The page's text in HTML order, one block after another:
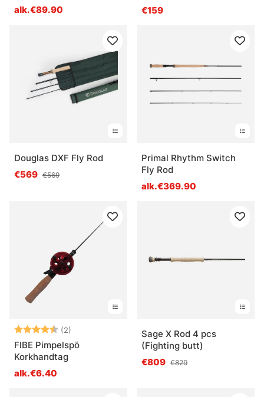
alk.€89.90
€159
Douglas DXF Fly Rod
€569 €569
Primal Rhythm Switch
Fly Rod
alk.€369.90
Arvio: (2)
4.5 5:sta tähdestä
FIBE Pimpelspö
Korkhandtag
alk.€6.40
Sage X Rod 4 pcs
(Fighting butt)
€809 €829